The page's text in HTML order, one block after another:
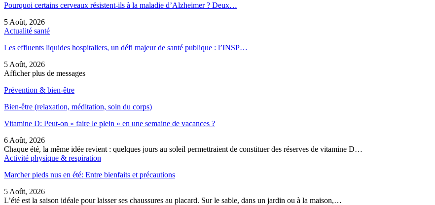
Pourquoi certains cerveaux résistent-ils à la maladie d’Alzheimer ? Deux…
5 Août, 2026
Actualité santé
Les effluents liquides hospitaliers, un défi majeur de santé publique : l’INSP…
5 Août, 2026
Afficher plus de messages
Prévention & bien-être
Bien-être (relaxation, méditation, soin du corps)
Vitamine D: Peut-on « faire le plein » en une semaine de vacances ?
6 Août, 2026
Chaque été, la même idée revient : quelques jours au soleil permettraient de constituer des réserves de vitamine D…
Activité physique & respiration
Marcher pieds nus en été: Entre bienfaits et précautions
5 Août, 2026
L’été est la saison idéale pour laisser ses chaussures au placard. Sur le sable, dans un jardin ou à la maison,…